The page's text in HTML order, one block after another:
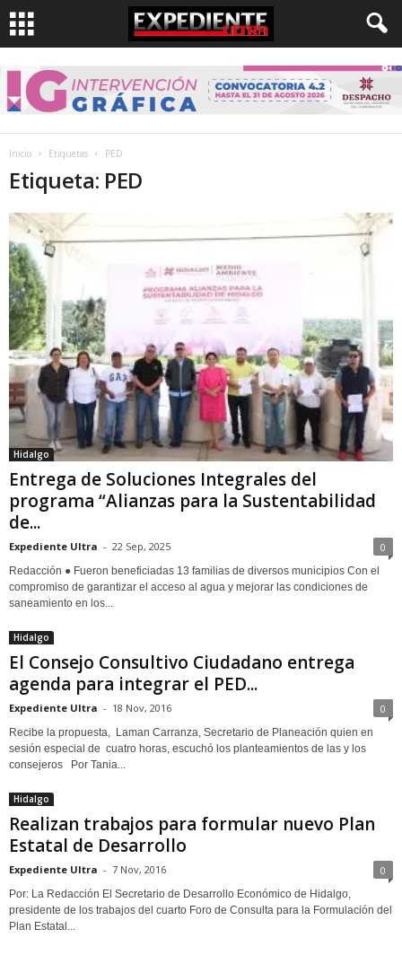
Inicio Etiquetas PED
Etiqueta: PED
Hidalgo
Entrega de Soluciones Integrales del
programa “Alianzas para la Sustentabilidad
de...
Expediente Ultra - 22 Sep, 2025 0
Redacción ● Fueron beneficiadas 13 familias de diversos municipios Con el
compromiso de garantizar el acceso al agua y mejorar las condiciones de
saneamiento en los...
Hidalgo
El Consejo Consultivo Ciudadano entrega
agenda para integrar el PED...
Expediente Ultra - 18 Nov, 2016 0
Recibe la propuesta, Laman Carranza, Secretario de Planeación quien en
sesión especial de cuatro horas, escuchó los planteamientos de las y los
consejeros Por Tania...
Hidalgo
Realizan trabajos para formular nuevo Plan
Estatal de Desarrollo
Expediente Ultra - 7 Nov, 2016 0
Por: La Redacción El Secretario de Desarrollo Económico de Hidalgo,
presidente de los trabajos del cuarto Foro de Consulta para la Formulación del
Plan Estatal...